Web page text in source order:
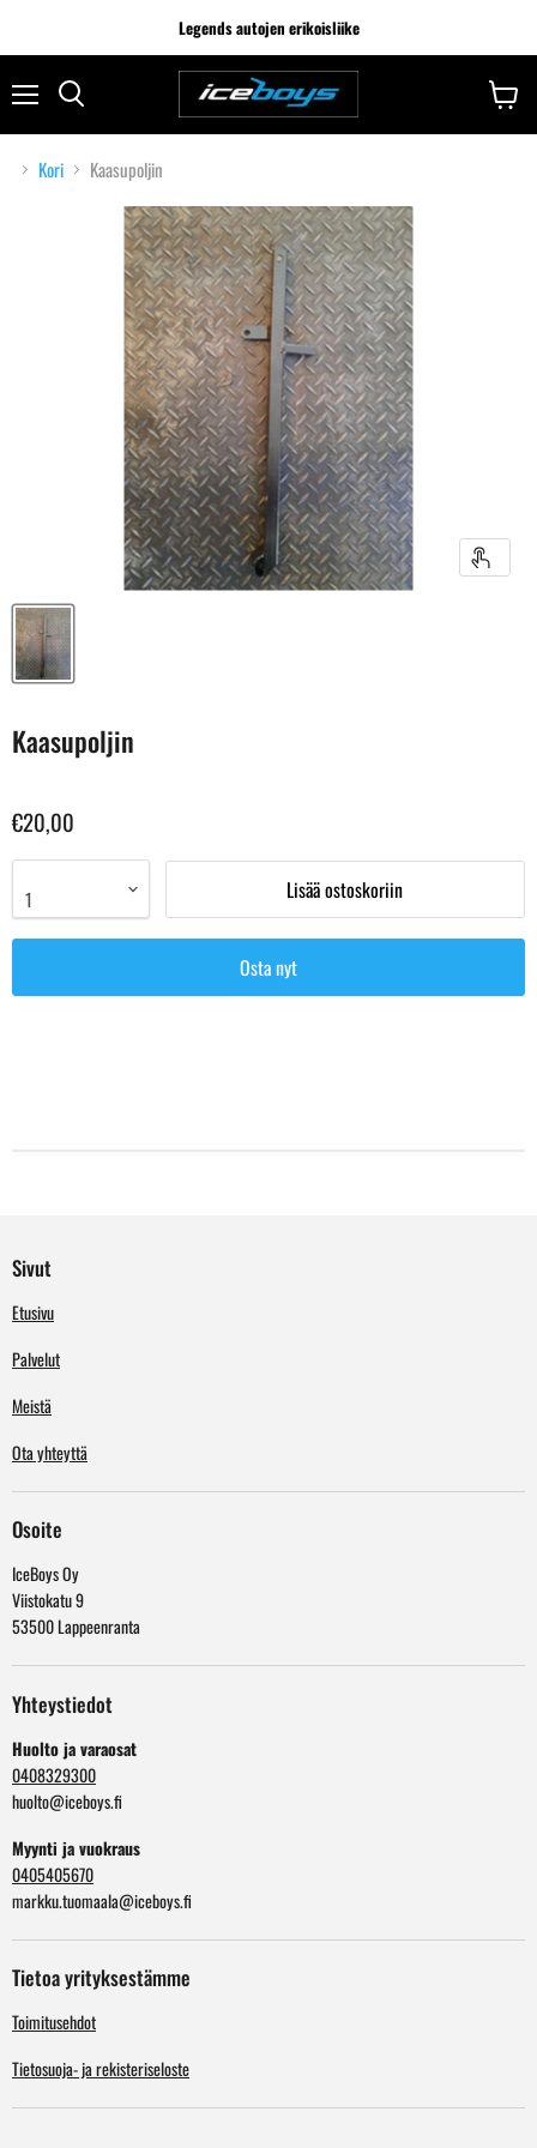
Legends autojen erikoisliike
Kori Kaasupoljin
Kaasupoljin
€20,00
Lisää ostoskoriin
Osta nyt
Sivut
Etusivu
Palvelut
Meistä
Ota yhteyttä
Osoite
IceBoys Oy
Viistokatu 9
53500 Lappeenranta
Yhteystiedot
Huolto ja varaosat
0408329300
huolto@iceboys.fi
Myynti ja vuokraus
0405405670
markku.tuomaala@iceboys.fi
Tietoa yrityksestämme
Toimitusehdot
Tietosuoja- ja rekisteriseloste